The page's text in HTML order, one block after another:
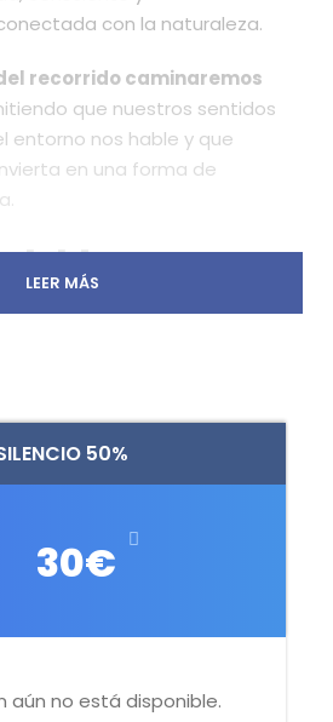
50%
30€
aún no está disponible.
con la naturaleza.
recorrido caminaremos
que nuestros sentidos
entorno nos hable y que
en una forma de
Lozoya:
Naturaleza
, formado por la
que descendemos, este
origen al
LEER MÁS